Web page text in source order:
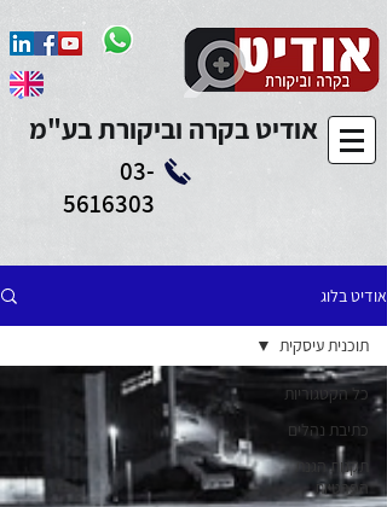
Add to Calendar
אודיט בקרה וביקורת בע"מ
03-
5616303
אודיט בלוג
כל הקטגוריות
כתיבת נהלים
תקנות הגנת
הפרטיות
תוכנית עיסקית